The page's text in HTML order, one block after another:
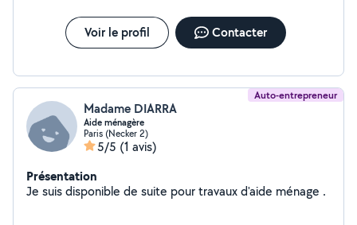
des images de mes réalisations pour vous inspirer.
Veuillez me contacter directement sur whasApp j'y suis
plus réactive. Disponible à Puteaux et environs
onzzzze 60 quatre vinggggt 17
Voir le profil Contacter
Auto-entrepreneur
Madame DIARRA
Aide ménagère
Paris (Necker 2)
5/5 (1 avis)
Présentation
Je suis disponible de suite pour travaux d'aide ménage .